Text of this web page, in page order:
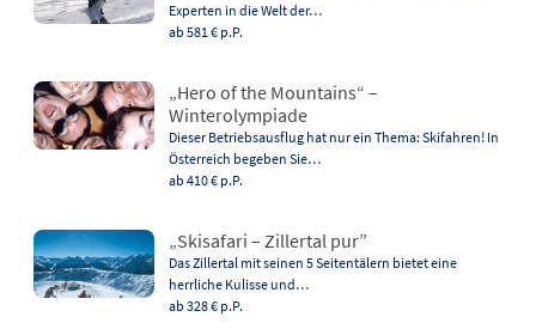
Experten in die Welt der…
ab 581 € p.P.
„Hero of the Mountains“ –
Winterolympiade
Dieser Betriebsausflug hat nur ein Thema: Skifahren! In
Österreich begeben Sie…
ab 410 € p.P.
„Skisafari – Zillertal pur”
Das Zillertal mit seinen 5 Seitentälern bietet eine
herrliche Kulisse und…
ab 328 € p.P.